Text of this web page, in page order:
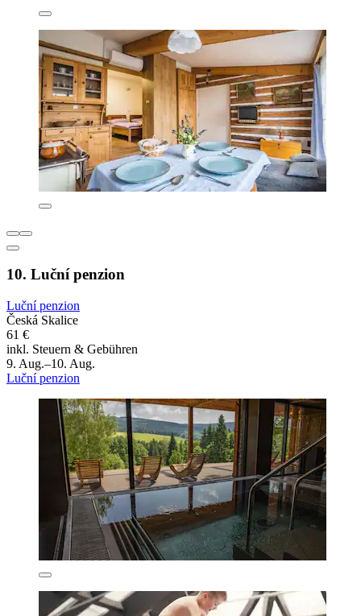
10. Luční penzion
Luční penzion
Česká Skalice
61 €
inkl. Steuern & Gebühren
9. Aug.–10. Aug.
Luční penzion